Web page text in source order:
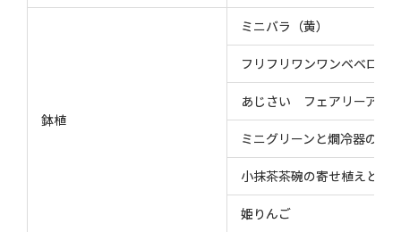
鉢植
ミニバラ（黄）
フリフリワンワンベベロニ
あじさい フェアリーアイ
ミニグリーンと燗冷器のセ
小抹茶茶碗の寄せ植えと酒
姫りんご